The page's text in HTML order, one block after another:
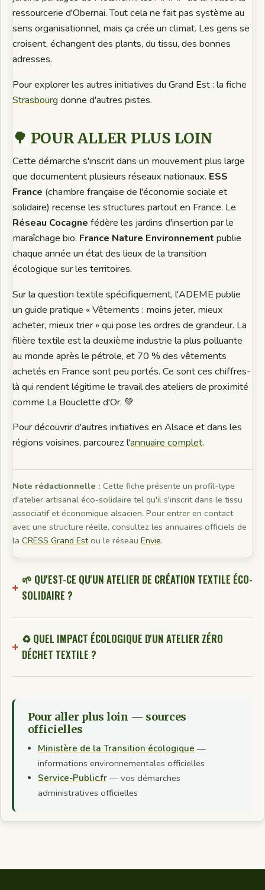
ressourcerie d'Obernai. Tout cela ne fait pas système au
sens organisationnel, mais ça crée un climat. Les gens se
croisent, échangent des plants, du tissu, des bonnes
adresses.
Pour explorer les autres initiatives du Grand Est : la fiche
Strasbourg donne d'autres pistes.
🌳 POUR ALLER PLUS LOIN
Cette démarche s'inscrit dans un mouvement plus large
que documentent plusieurs réseaux nationaux. ESS
France (chambre française de l'économie sociale et
solidaire) recense les structures partout en France. Le
Réseau Cocagne fédère les jardins d'insertion par le
maraîchage bio. France Nature Environnement publie
chaque année un état des lieux de la transition
écologique sur les territoires.
Sur la question textile spécifiquement, l'ADEME publie
un guide pratique « Vêtements : moins jeter, mieux
acheter, mieux trier » qui pose les ordres de grandeur. La
filière textile est la deuxième industrie la plus polluante
au monde après le pétrole, et 70 % des vêtements
achetés en France sont peu portés. Ce sont ces chiffres-
là qui rendent légitime le travail des ateliers de proximité
comme La Bouclette d'Or. 💚
Pour découvrir d'autres initiatives en Alsace et dans les
régions voisines, parcourez l'annuaire complet.
Note rédactionnelle : Cette fiche présente un profil-type
d'atelier artisanal éco-solidaire tel qu'il s'inscrit dans le tissu
associatif et économique alsacien. Pour entrer en contact
avec une structure réelle, consultez les annuaires officiels de
laCRESS Grand Estou le réseauEnvie.
🌱 QU'EST-CE QU'UN ATELIER DE CRÉATION TEXTILE ÉCO-
SOLIDAIRE ?
♻️ QUEL IMPACT ÉCOLOGIQUE D'UN ATELIER ZÉRO
DÉCHET TEXTILE ?
Pour aller plus loin — sources
officielles
Ministère de la Transition écologique —
informations environnementales officielles
Service-Public.fr — vos démarches
administratives officielles